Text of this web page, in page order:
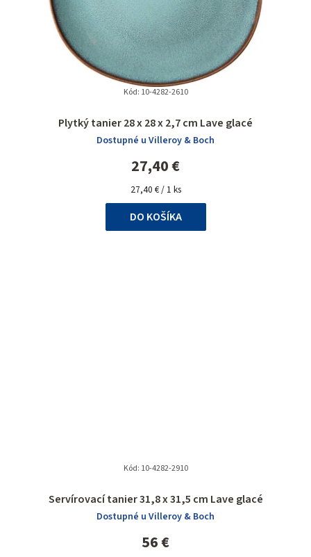
Plytký tanier 28 x 28 x 2,7 cm Lave glacé
Dostupné u Villeroy & Boch
27,40 €
Jednotková
cena:
27,40 € / 1 ks
DO KOŠÍKA
Kód: 10-4282-2610
Servírovací tanier 31,8 x 31,5 cm Lave glacé
Dostupné u Villeroy & Boch
56 €
Kód: 10-4282-2910